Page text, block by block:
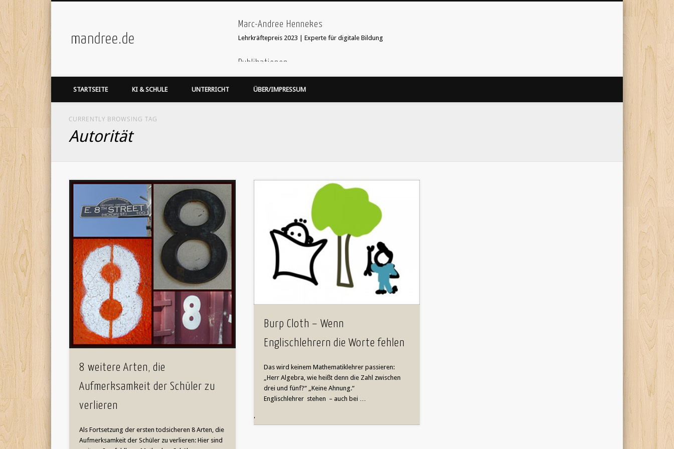
mandree.de
Marc-Andree Hennekes
Lehrkräftepreis 2023 | Experte für digitale Bildung
Publikationen
33 Ideen digitale Medien Englisch - step-by-step webcoach. Recherche im Internet
STARTSEITE KI & SCHULE UNTERRICHT ÜBER/IMPRESSUM
CURRENTLY BROWSING TAG
Autorität
8 weitere Arten, die
Aufmerksamkeit der Schüler zu
verlieren
Als Fortsetzung der ersten todsicheren 8 Arten, die
Aufmerksamkeit der Schüler zu verlieren: Hier sind
Burp Cloth – Wenn
Englischlehrern die Worte fehlen
Das wird keinem Mathematiklehrer passieren:
„Herr Algebra, wie heißt denn die Zahl zwischen
drei und fünf?“ „Keine Ahnung.“
Englischlehrer stehen – auch bei …
'